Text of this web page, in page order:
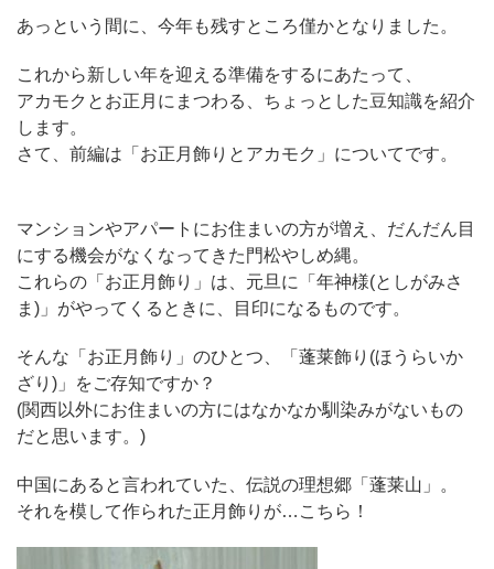
あっという間に、今年も残すところ僅かとなりました。
これから新しい年を迎える準備をするにあたって、
アカモクとお正月にまつわる、ちょっとした豆知識を紹介
します。
さて、前編は「お正月飾りとアカモク」についてです。
マンションやアパートにお住まいの方が増え、だんだん目
にする機会がなくなってきた門松やしめ縄。
これらの「お正月飾り」は、元旦に「年神様(としがみさ
ま)」がやってくるときに、目印になるものです。
そんな「お正月飾り」のひとつ、「蓬莱飾り(ほうらいか
ざり)」をご存知ですか？
(関西以外にお住まいの方にはなかなか馴染みがないもの
だと思います。)
中国にあると言われていた、伝説の理想郷「蓬莱山」。
それを模して作られた正月飾りが…こちら！